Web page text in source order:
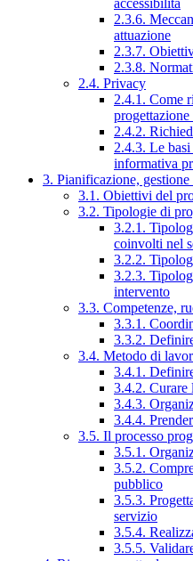
accessibilità
2.3.6.
attuazione
2.3.7.
2.3.8.
2.4. Privacy
2.4.1. Come
2.4.2.
2.4.3. Le
informativa
3. Pianificazione, gestione
3.1. Obiettivi del
3.2. Tipologie di
3.2.1.
coinvolti nel
3.2.2.
3.2.3.
intervento
3.3. Competenze,
3.3.1.
3.3.2.
3.4. Metodo di
3.4.1.
3.4.2. Curare
3.4.3.
3.4.4.
3.5. Il processo
3.5.1.
3.5.2.
pubblico
3.5.3.
servizio
3.5.4.
3.5.5.